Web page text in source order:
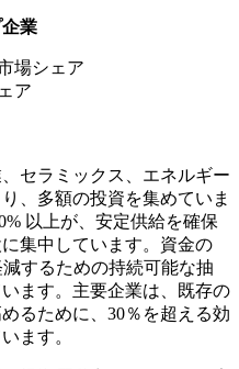
業
場シェア
ア
セラミックス、エネルギー
、多額の投資を集めていま
以上が、安定供給を確保
集中しています。資金の
するための持続可能な抽
ます。主要企業は、既存の
るために、30％を超える効
ます。